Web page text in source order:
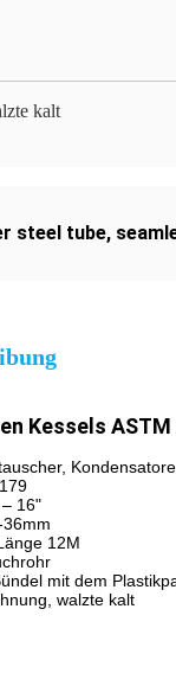
kalt
steel tube,
Kessels
16"
12M
mit dem
walzte kalt